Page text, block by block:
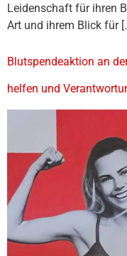
Leidenschaft für ihren
Art und ihrem Blick für
Blutspendeaktion an
helfen und